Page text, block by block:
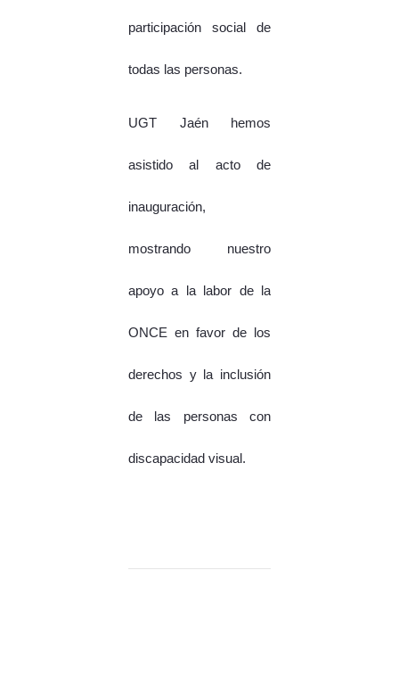
participación social de
todas las personas.
UGT Jaén hemos
asistido al acto de
inauguración,
mostrando nuestro
apoyo a la labor de la
ONCE en favor de los
derechos y la inclusión
de las personas con
discapacidad visual.